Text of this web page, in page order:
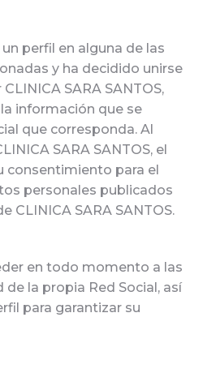
perfil en alguna de las
y ha decidido unirse
SARA SANTOS,
información que se
que corresponda. Al
SARA SANTOS, el
consentimiento para el
personales publicados
CLINICA SARA SANTOS.
en todo momento a las
la propia Red Social, así
para garantizar su